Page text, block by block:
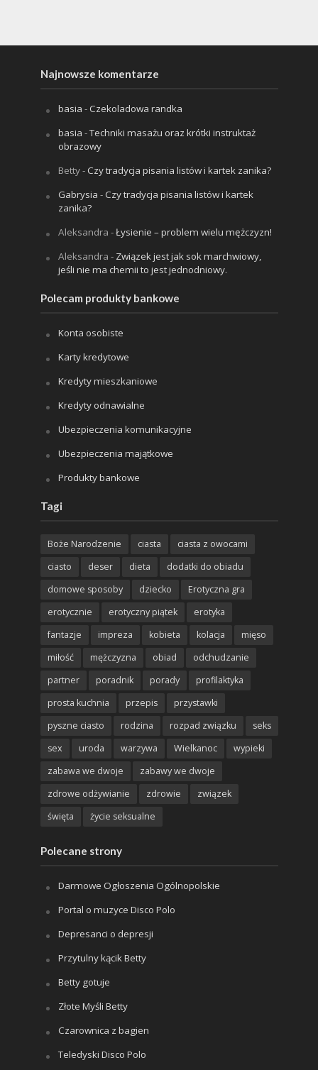
Najnowsze komentarze
basia -Czekoladowa randka
basia -Techniki masażu oraz krótki instruktaż
obrazowy
Betty-Czy tradycja pisania listów i kartek zanika?
Gabrysia -Czy tradycja pisania listów i kartek
zanika?
Aleksandra -Łysienie – problem wielu mężczyzn!
Aleksandra - Związek jest jak sok marchwiowy,
jeśli nie ma chemii to jest jednodniowy.
Polecam produkty bankowe
Konta osobiste
Karty kredytowe
Kredyty mieszkaniowe
Kredyty odnawialne
Ubezpieczenia komunikacyjne
Ubezpieczenia majątkowe
Produkty bankowe
Tagi
Boże Narodzenie ciasta
ciasta z owocami
ciasto
deser dieta
dodatki do obiadu
domowe sposoby
dziecko
Erotyczna gra
erotycznie
erotyczny piątek
erotyka
fantazje
impreza kobieta kolacja
mięso
miłość
mężczyzna obiad
odchudzanie
partner
poradnik porady
profilaktyka
prosta kuchnia
przepis
przystawki
pyszne ciasto
rodzina rozpad związku
seks
sex
uroda warzywa Wielkanoc
wypieki
zabawa we dwoje
zabawy we dwoje
zdrowe odżywianie
zdrowie
związek
święta
życie seksualne
Polecane strony
Darmowe Ogłoszenia Ogólnopolskie
Portal o muzyce Disco Polo
Depresanci o depresji
Przytulny kącik Betty
Betty gotuje
Złote Myśli Betty
Czarownica z bagien
Teledyski Disco Polo